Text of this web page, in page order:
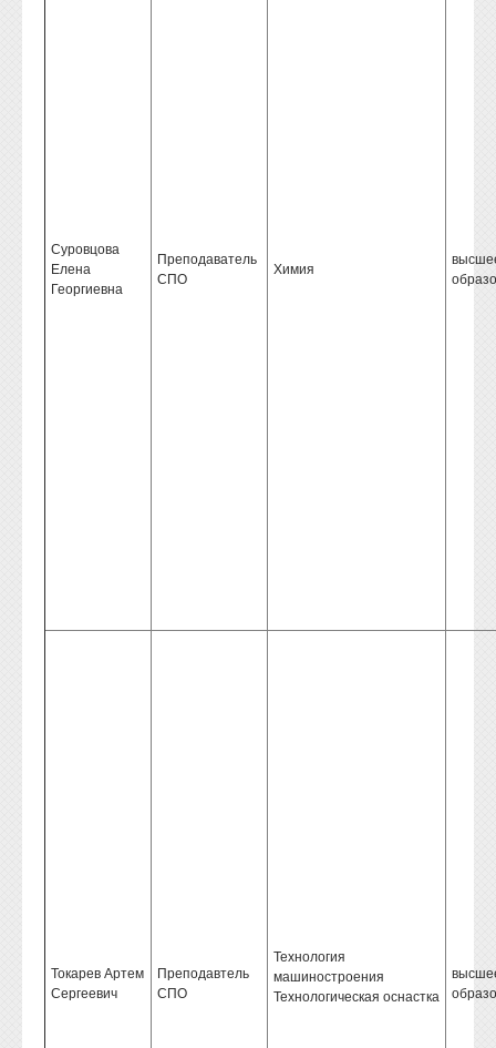
Суровцова
Елена
Георгиевна
Преподаватель
СПО
Химия
Токарев Артем
Сергеевич
Преподавтель
СПО
Технология
машиностроения
Технологическая оснастка